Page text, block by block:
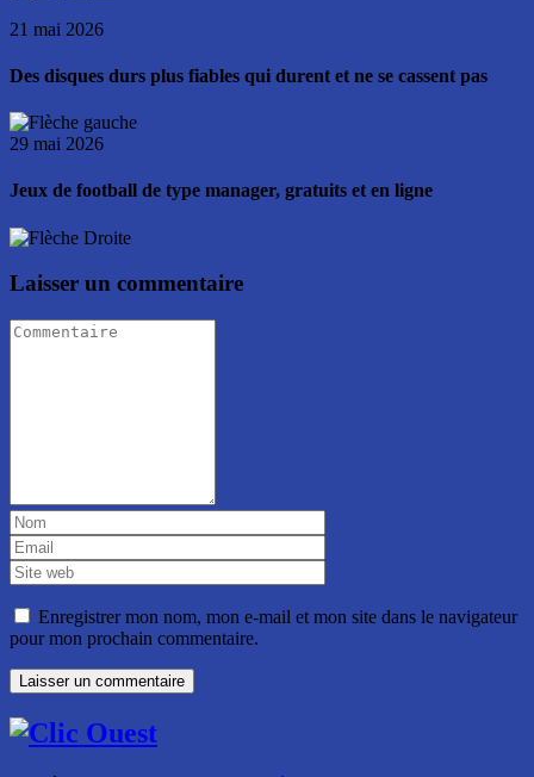
21 mai 2026
Des disques durs plus fiables qui durent et ne se cassent pas
29 mai 2026
Jeux de football de type manager, gratuits et en ligne
Laisser un commentaire
Enregistrer mon nom, mon e-mail et mon site dans le navigateur
pour mon prochain commentaire.